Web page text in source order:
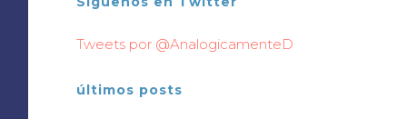
Tweets por @AnalogicamenteD
últimos posts